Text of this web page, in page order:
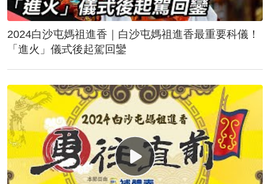
2024白沙屯媽祖進香｜白沙屯媽祖進香最重要科儀！
「進火」儀式後起駕回鑾